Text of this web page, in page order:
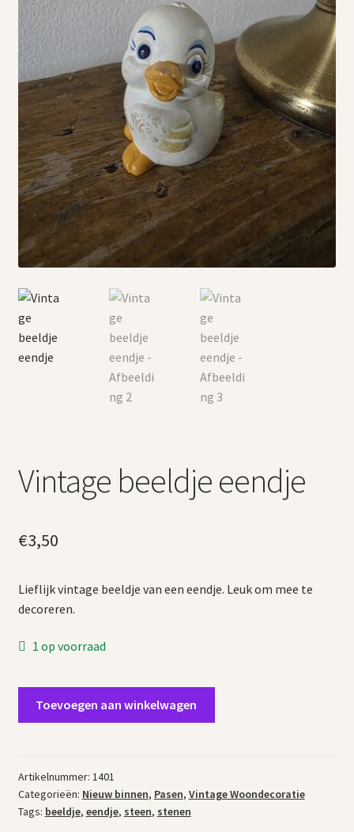
Vintage boeken en strips
Kerst
Vintage beeldje eendje
€3,50
Lieflijk vintage beeldje van een eendje. Leuk om mee te
decoreren.
1 op voorraad
Toevoegen aan winkelwagen
Artikelnummer: 1401
Categorieën: Nieuw binnen, Pasen, Vintage Woondecoratie
Tags: beeldje, eendje, steen, stenen